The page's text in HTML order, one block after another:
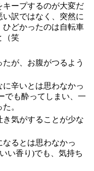
ープするのが大変だ
訳ではなく、突然に
ひどかったのは自転車
（笑
が、お腹がつるよう
辛いとは思わなかっ
でも酔ってしまい、一
。
気がすることが少な
るとは思わなかっ
い香り)でも、気持ち